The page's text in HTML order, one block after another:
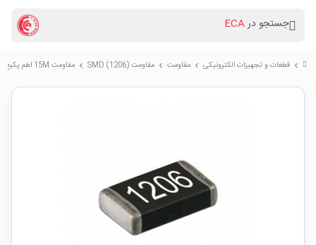
جستجو درECA
chevron_right قطعات و تجهیزات الکترونیکی chevron_right مقاومت chevron_right مقاومت (SMD (1206 chevron_right مقاومت 15M اهم پکیج SMD 1206